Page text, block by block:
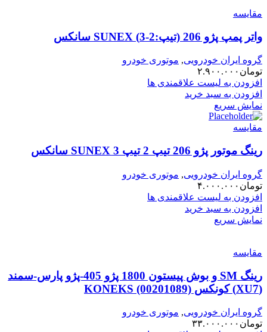
مقایسه
واتر پمپ پژو 206 (تیپ:2-3) SUNEX سانکس
گروه ایران خودرویی, موتوری خودرو
تومان ۲.۹۰۰.۰۰۰
افزودن به لیست علاقمندی ها
افزودن به سبد خرید
نمایش سریع
مقایسه
رینگ موتور پژو 206 تیپ 2 تیپ 3 SUNEX سانکس
گروه ایران خودرویی, موتوری خودرو
تومان ۴.۰۰۰.۰۰۰
افزودن به لیست علاقمندی ها
افزودن به سبد خرید
نمایش سریع
مقایسه
رینگ SM و بوش پیستون 1800 پژو 405-پژو پارس-سمند
(XU7) کونکس KONEKS (00201089)
گروه ایران خودرویی, موتوری خودرو
تومان ۳۳.۰۰۰.۰۰۰